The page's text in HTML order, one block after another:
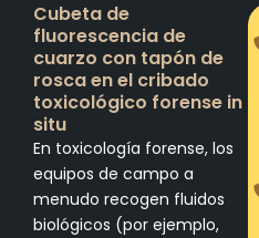
Cubeta de
fluorescencia de
cuarzo con tapón de
rosca en el cribado
toxicológico forense in
situ
En toxicología forense, los
equipos de campo a
menudo recogen fluidos
biológicos (por ejemplo,